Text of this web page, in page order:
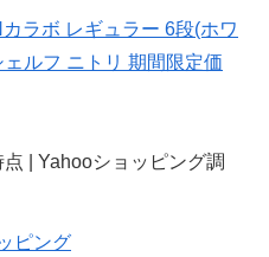
ラボ レギュラー 6段(ホワ
ルフ ニトリ 期間限定価
点 | Yahooショッピング調
ピング